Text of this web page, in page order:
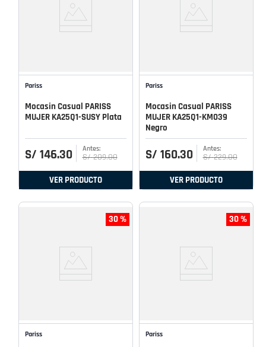
Pariss
Mocasin Casual PARISS
MUJER KA25Q1-SUSY Plata
S/ 146.30 S/ 209.00
VER PRODUCTO
Pariss
Mocasin Casual PARISS
MUJER KA25Q1-KM039
Negro
S/ 160.30 S/ 229.00
VER PRODUCTO
30 %
Pariss
30 %
Pariss